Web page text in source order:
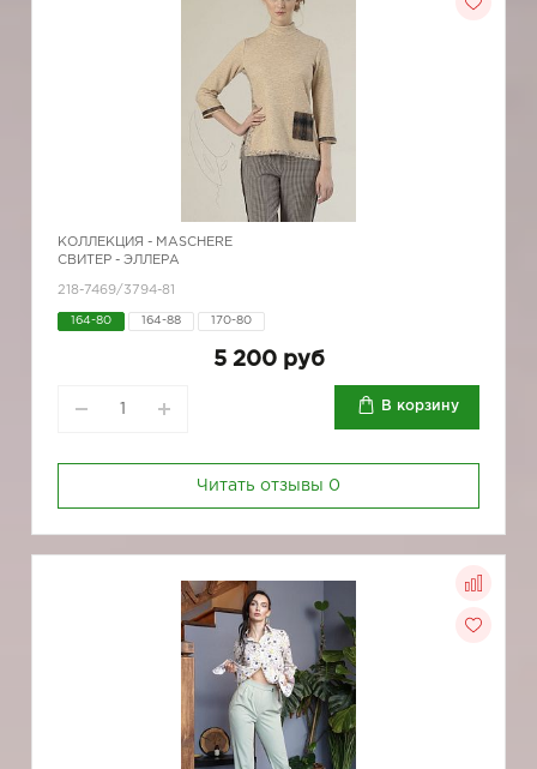
КОЛЛЕКЦИЯ - MASCHERE
СВИТЕР - ЭЛЛЕРА
218-7469/3794-81
164-80 164-88 170-80
5 200 руб
В корзину
Читать отзывы 0